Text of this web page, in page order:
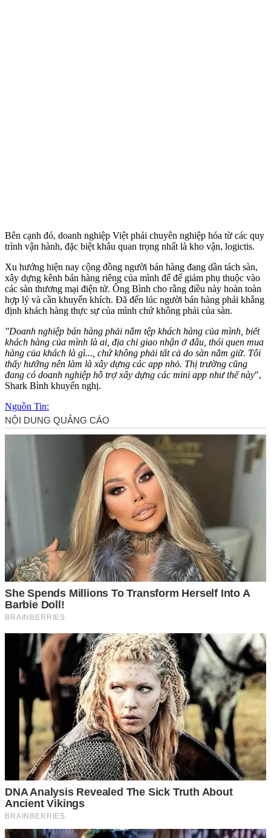
Bên cạnh đó, doanh nghiệp Việt phải chuyên nghiệp hóa từ các quy
trình vận hành, đặc biệt khâu quan trọng nhất là kho vận, logictis.
Xu hướng hiện nay cộng đồng người bán hàng đang dần tách sàn,
xây dựng kênh bán hàng riêng của mình để để giảm phụ thuộc vào
các sàn thương mại điện tử. Ông Bình cho rằng điều này hoàn toàn
hợp lý và cần khuyến khích. Đã đến lúc người bán hàng phải khẳng
định khách hàng thực sự của mình chứ không phải của sàn.
"Doanh nghiệp bán hàng phải nắm tệp khách hàng của mình, biết
khách hàng của mình là ai, địa chỉ giao nhận ở đâu, thói quen mua
hàng của khách là gì..., chứ không phải tất cả do sàn nắm giữ. Tôi
thấy hướng nên làm là xây dựng các app nhỏ. Thị trường cũng
đang có doanh nghiệp hỗ trợ xây dựng các mini app như thế này",
Shark Bình khuyến nghị.
Nguồn Tin: